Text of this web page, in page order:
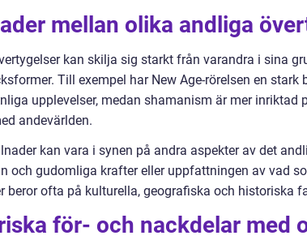
mellan olika andliga
kan skilja sig starkt från varandra i sina
Till exempel har New Age-rörelsen en
upplevelser, medan shamanism är mer inriktad
andevärlden.
kan vara i synen på andra aspekter av det
och gudomliga krafter eller uppfattningen av vad
beror ofta på kulturella, geografiska och historiska
för- och nackdelar med